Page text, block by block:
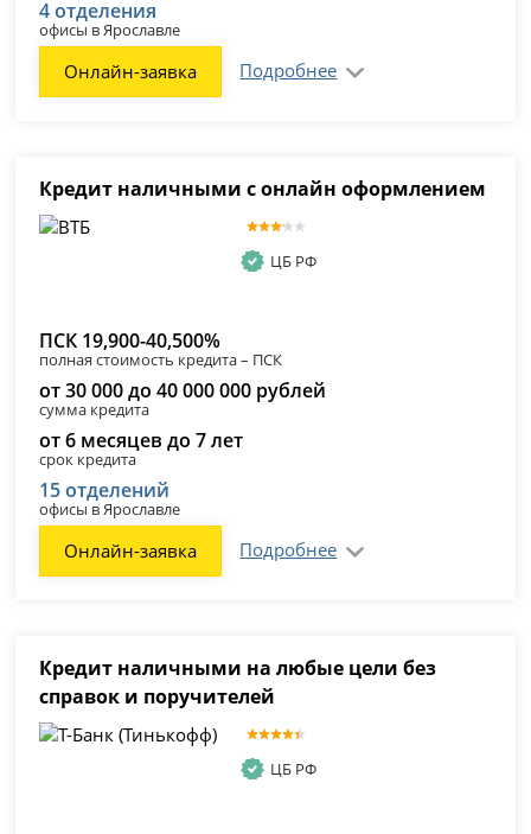
4 отделения
офисы в Ярославле
Онлайн-заявка Подробнее
Кредит наличными с онлайн оформлением
ЦБ РФ
ПСК 19,900-40,500%
полная стоимость кредита – ПСК
от 30 000 до 40 000 000 рублей
сумма кредита
от 6 месяцев до 7 лет
срок кредита
15 отделений
офисы в Ярославле
Онлайн-заявка Подробнее
Кредит наличными на любые цели без
справок и поручителей
ЦБ РФ